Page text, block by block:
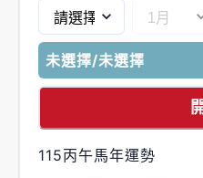
未選擇/未選擇
115丙午馬年運勢